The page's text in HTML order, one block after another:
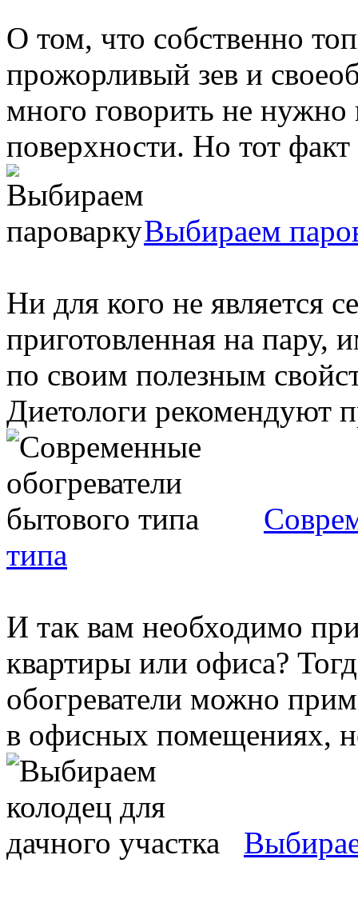
О том, что собственно
прожорливый зев и
много говорить не нужно
поверхности. Но тот факт
Выбираем
Ни для кого не является
приготовленная на пару,
по своим полезным
Диетологи рекомендуют
типа
И так вам необходимо
квартиры или офиса?
обогреватели можно
в офисных помещениях,